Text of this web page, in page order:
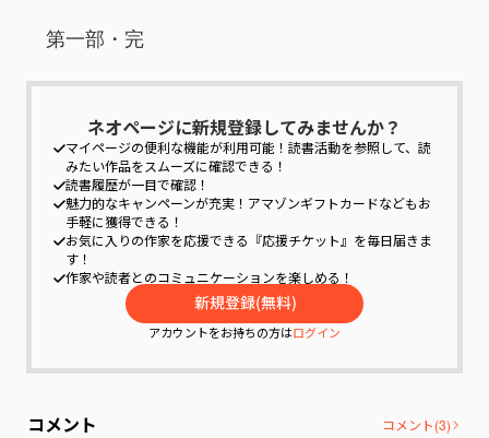
第一部・完
ネオページに新規登録してみませんか？
マイページの便利な機能が利用可能！ 読書活動を参照して、読
みたい作品をスムーズに確認できる！
読書履歴が一目で確認！
魅力的なキャンペーンが充実！ アマゾンギフトカードなどもお
手軽に獲得できる！
お気に入りの作家を応援できる『応援チケット』を毎日届きま
す！
作家や読者とのコミュニケーションを楽しめる！
アカウントをお持ちの方はログイン
コメント コメント(3)